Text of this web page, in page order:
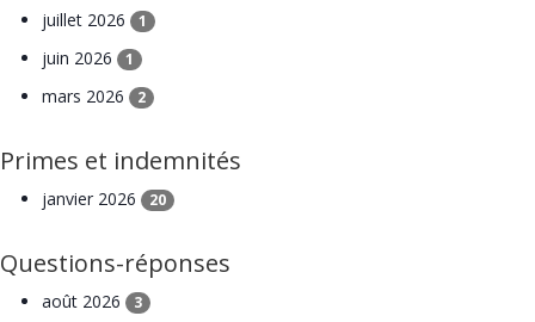
juillet 2026 1
juin 2026 1
mars 2026 2
Primes et indemnités
janvier 2026 20
Questions-réponses
août 2026 3